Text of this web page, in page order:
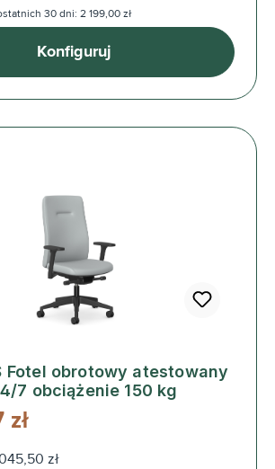
30 dni: 2 199,00 zł
Konfiguruj
Fotel obrotowy atestowany
7 obciążenie 150 kg
zł